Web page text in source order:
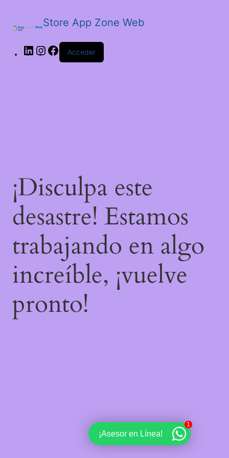
Store App Zone Web
LinkedInInstagram
Facebook
Acceder
¡Disculpa este
desastre! Estamos
trabajando en algo
increíble, ¡vuelve
pronto!
¡Asesor en Línea!
1